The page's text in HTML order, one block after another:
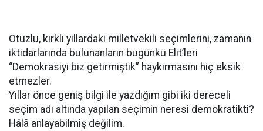
Otuzlu, kırklı yıllardaki milletvekili seçimlerini, zamanın
iktidarlarında bulunanların bugünkü Elit’leri
“Demokrasiyi biz getirmiştik” haykırmasını hiç eksik
etmezler.
Yıllar önce geniş bilgi ile yazdığım gibi iki dereceli
seçim adı altında yapılan seçimin neresi demokratikti?
Hâlâ anlayabilmiş değilim.